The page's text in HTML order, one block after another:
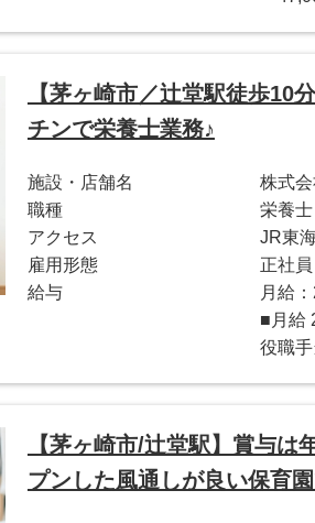
【茅ヶ崎市／辻堂駅徒歩
チンで栄養士業務♪
施設・店舗名
株式
職種
栄養士
アクセス
JR東
雇用形態
正社員
給与
月給
■月給
役職
【茅ヶ崎市/辻堂駅】賞与
プンした風通しが良い保育